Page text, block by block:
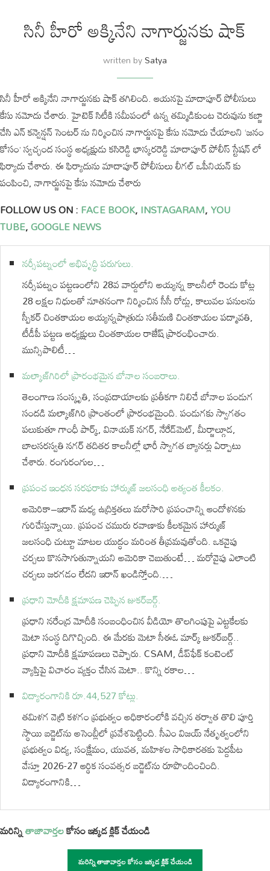
సినీ హీరో అక్కినేని నాగార్జునకు షాక్
written bySatya
సినీ హీరో అక్కినేని నాగార్జునకు షాక్ తగిలింది. ఆయనపై మాదాపూర్ పోలీసులు
కేసు నమోదు చేశారు. హైటెక్ సిటీకి సమీపంలో ఉన్న తమ్మిడికుంట చెరువును కబ్జా
చేసి ఎన్ కన్వెన్షన్ సెంటర్ ను నిర్మించిన నాగార్జునపై కేసు నమోదు చేయాలని ‘జనం
కోసం’ స్వచ్ఛంద సంస్థ అధ్యక్షుడు కసిరెడ్డి భాస్కరరెడ్డి మాదాపూర్ పోలీస్ స్టేషన్ లో
ఫిర్యాదు చేశారు. ఈ ఫిర్యాదును మాదాపూర్ పోలీసులు లీగల్ ఒపీనియన్ కు
పంపించి, నాగార్జునపై కేసు నమోదు చేశారు
FOLLOW US ON :FACE BOOK,INSTAGARAM,YOU
TUBE,GOOGLE NEWS
నర్సీపట్నంలో అభివృద్ధి పరుగులు.
నర్సీపట్నం పట్టణంలోని 28వ వార్డులోని అయ్యన్న కాలనీలో రెండు కోట్ల
28 లక్షల నిధులతో నూతనంగా నిర్మించిన సీసీ రోడ్లు, కాలువల పనులను
స్పీకర్ చింతకాయల అయ్యన్నపాత్రుడు సతీమణి చింతకాయల పద్మావతి,
టీడీపీ పట్టణ అధ్యక్షులు చింతకాయల రాజేష్ ప్రారంభించారు.
మున్సిపాలిటీ…
మల్కాజ్‌గిరిలో ప్రారంభమైన బోనాల సంబరాలు.
తెలంగాణ సంస్కృతి, సంప్రదాయాలకు ప్రతీకగా నిలిచే బోనాల పండుగ
సందడి మల్కాజ్‌గిరి ప్రాంతంలో ప్రారంభమైంది. పండుగకు స్వాగతం
పలుకుతూ గాంధీ పార్క్, వినాయక్ నగర్, నేరేడ్‌మెట్, మీర్జాల్గూడ,
బాలసరస్వతి నగర్ తదితర కాలనీల్లో భారీ స్వాగత బ్యానర్లు ఏర్పాటు
చేశారు. రంగురంగుల…
ప్రపంచ ఇంధన సరఫరాకు హార్ముజ్ జలసంధి అత్యంత కీలకం.
అమెరికా–ఇరాన్ మధ్య ఉద్రిక్తతలు మరోసారి ప్రపంచాన్ని ఆందోళనకు
గురిచేస్తున్నాయి. ప్రపంచ చమురు రవాణాకు కీలకమైన హార్ముజ్
జలసంధి చుట్టూ మాటల యుద్ధం మరింత తీవ్రమవుతోంది. ఒకవైపు
చర్చలు కొనసాగుతున్నాయని అమెరికా చెబుతుంటే… మరోవైపు ఎలాంటి
చర్చలు జరగడం లేదని ఇరాన్ ఖండిస్తోంది.…
ప్రధాని మోదీకి క్షమాపణ చెప్పిన జుకర్⁬బర్గ్.
ప్రధాని నరేంద్ర మోదీకి సంబంధించిన వీడియో తొలగింపుపై ఎట్టకేలకు
మెటా సంస్థ దిగొచ్చింది. ఈ మేరకు మెటా సీఈఓ మార్క్ జుకర్‌బర్గ్..
ప్రధాని మోదీకి క్షమాపణలు చెప్పారు. CSAM, డీప్‌ఫేక్‌ కంటెంట్‌
వ్యాప్తిపై విచారం వ్యక్తం చేసిన మెటా.. కొన్ని రకాల…
విద్యారంగానికి రూ.44,527 కోట్లు.
తమిళగ వెట్రి కళగం ప్రభుత్వం అధికారంలోకి వచ్చిన తర్వాత తొలి పూర్తి
స్థాయి బడ్జెట్‌ను అసెంబ్లీలో ప్రవేశపెట్టింది. సీఎం విజయ్ నేతృత్వంలోని
ప్రభుత్వం విద్య, సంక్షేమం, యువత, మహిళల సాధికారతకు పెద్దపీట
వేస్తూ 2026-27 ఆర్థిక సంవత్సర బడ్జెట్‌ను రూపొందించింది.
విద్యారంగానికి…
మరిన్నితాజావార్తలకోసం ఇక్కడ క్లిక్ చేయండి
మరిన్ని తాజావార్తల కోసం ఇక్కడ క్లిక్ చేయండి